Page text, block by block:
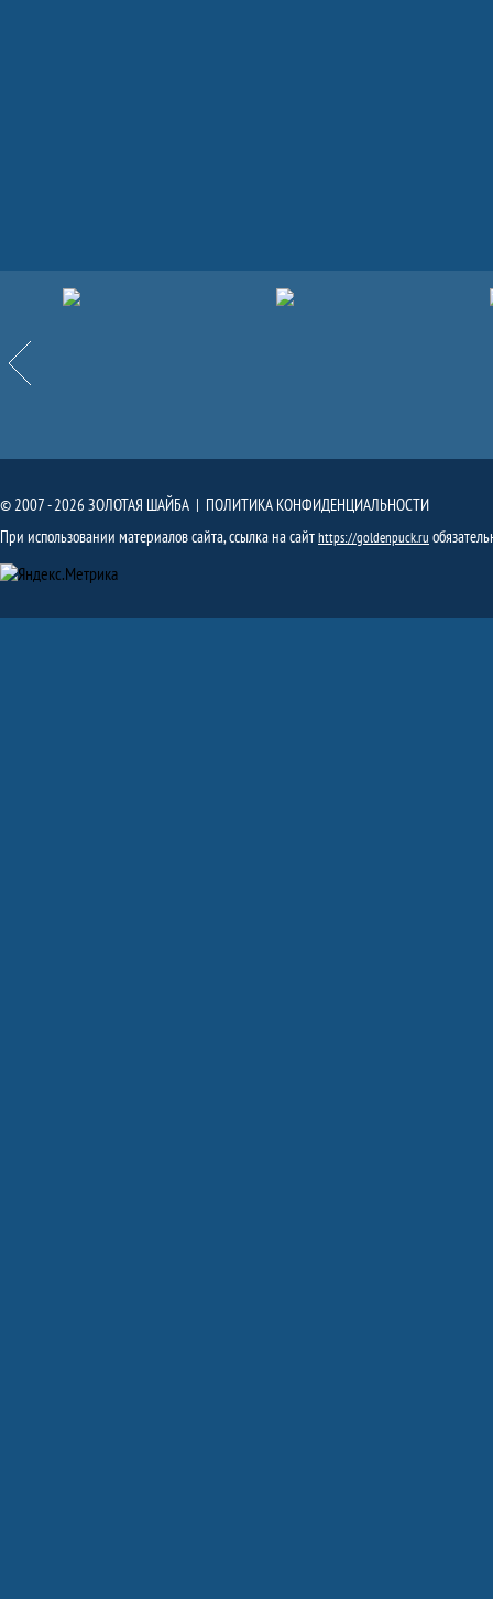
Назад
Партнёры
© 2007 - 2026 ЗОЛОТАЯ ШАЙБА | ПОЛИТИКА КОНФИДЕНЦИАЛЬНОСТИ
При использовании материалов сайта, ссылка на сайтhttps://goldenpuck.ru